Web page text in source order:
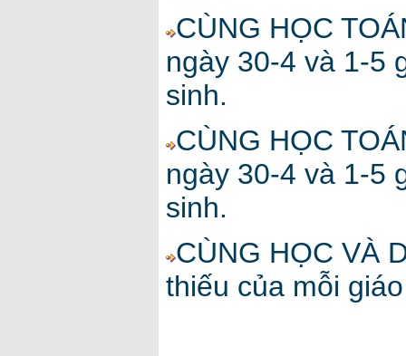
CÙNG HỌC
ngày 30-4 và 1-5
sinh.
CÙNG HỌC
ngày 30-4 và 1-5
sinh.
CÙNG HỌC VÀ
thiếu của mỗi